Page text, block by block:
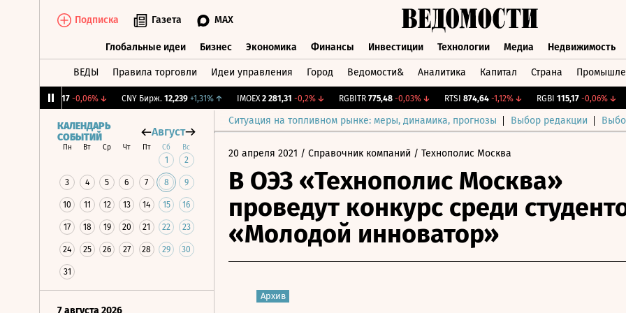
Подписка Газета MAX
Глобальные идеи Бизнес Экономика Финансы Инвестиции Технологии Медиа Недвижимость
ВЕДЫ Правила торговли Идеи управления Город Ведомости& Аналитика Капитал Страна
-0,06%↓ CNY Бирж. 12,239 +1,31%↑ IMOEX 2 281,31 -0,2%↓ RGBITR 775,48 -0,03%↓ RTSI 874,64 -1,12%↓ RGBI 115,17 -0,06%↓
Ситуация на топливном рынке: меры, динамика, прогнозы Выбор редакции
КАЛЕНДАРЬ
СОБЫТИЙ
Август
Пн Вт Ср Чт Пт Сб Вс
1 2
3 4 5 6 7 8 9
10 11 12 13 14 15 16
17 18 19 20 21 22 23
24 25 26 27 28 29 30
31
7 августа 2026
20 апреля 2021 / Справочник компаний / Технополис Москва
В ОЭЗ «Технополис Москва»
проведут конкурс среди
«Молодой инноватор»
Архив